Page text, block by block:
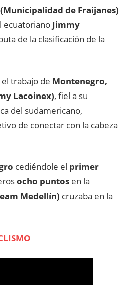
de Fraijanes)
ecuatoriano Jimmy
de la clasificación de la
trabajo de Montenegro,
Lacoinex), fiel a su
del sudamericano,
de conectar con la cabeza
cediéndole el primer
ocho puntos en la
Medellín) cruzaba en la